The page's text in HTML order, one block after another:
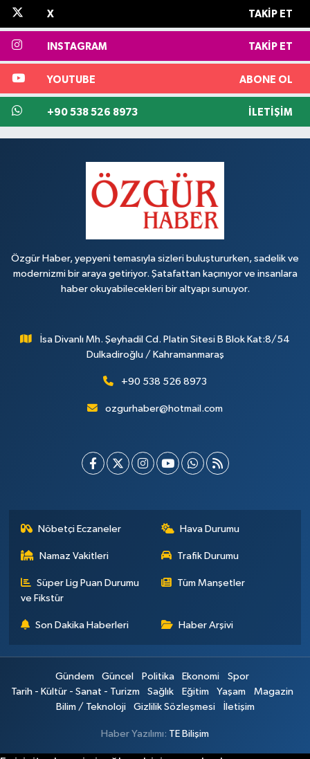
X TAKIP ET
INSTAGRAM TAKIP ET
YOUTUBE ABONE OL
+90 538 526 8973 İLETIŞIM
Özgür Haber, yepyeni temasıyla sizleri buluştururken, sadelik ve
modernizmi bir araya getiriyor. Şatafattan kaçınıyor ve insanlara
haber okuyabilecekleri bir altyapı sunuyor.
İsa Divanlı Mh. Şeyhadil Cd. Platin Sitesi B Blok Kat:8/54
Dulkadiroğlu / Kahramanmaraş
+90 538 526 8973
ozgurhaber@hotmail.com
Nöbetçi Eczaneler Hava Durumu
Namaz Vakitleri Trafik Durumu
Süper Lig Puan Durumu
ve Fikstür
Tüm Manşetler
Son Dakika Haberleri Haber Arşivi
Gündem Güncel Politika Ekonomi
Spor
Tarih - Kültür - Sanat - Turizm
Sağlık Eğitim Yaşam
Magazin
Bilim / Teknoloji
Gizlilik Sözleşmesi İletişim
Haber Yazılımı: TE Bilişim